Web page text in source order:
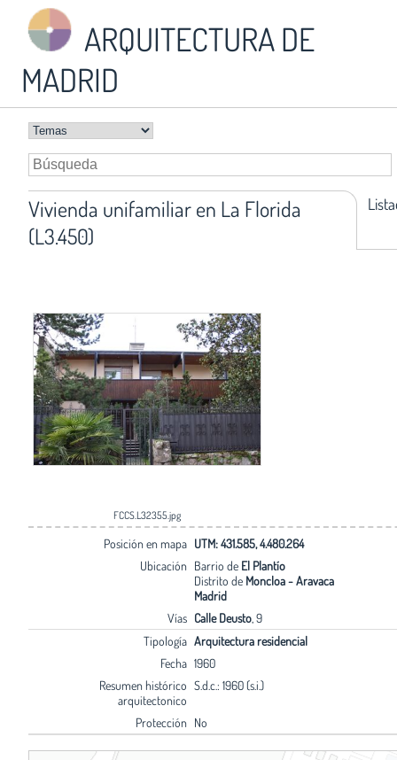
ARQUITECTURA DE
MADRID
Vivienda unifamiliar en La Florida
(L3.450)
FCCS.L32355.jpg
Posición en mapa UTM: 431.585, 4.480.264
Ubicación Barrio de El Plantío
Distrito de Moncloa - Aravaca
Madrid
Vías Calle Deusto, 9
Tipología Arquitectura residencial
Fecha 1960
Resumen histórico
arquitectonico
S.d.c.: 1960 (s.i.)
Protección No